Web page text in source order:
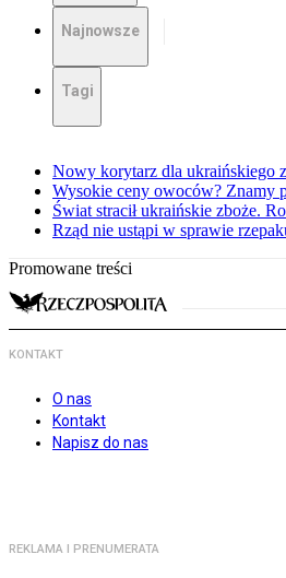
Najnowsze
Tagi
Nowy korytarz dla ukraińskiego
Wysokie ceny owoców? Znamy
Świat stracił ukraińskie zboże.
Rząd nie ustąpi w sprawie
Promowane treści
KONTAKT
O nas
Kontakt
Napisz do nas
REKLAMA I PRENUMERATA